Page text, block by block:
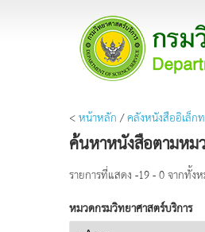
<หน้าหลัก /คลังหนังสืออิเล็ก
ค้นหาหนังสือตามหม
รายการที่แสดง -19 - 0 จากทั้ง
หมวดกรมวิทยาศาสตร์บริการ